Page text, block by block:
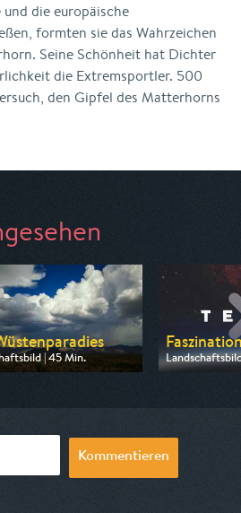
die europäische
formten sie das Wahrzeichen
Seine Schönheit hat Dichter
die Extremsportler. 500
den Gipfel des Matterhorns
| 45 Min.
von Phoenix
Ausgestrahlt
Kommentieren